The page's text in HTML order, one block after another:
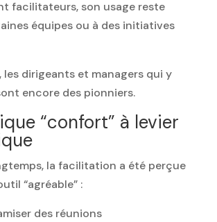
facilitateurs, son usage reste
équipes ou à des initiatives
les dirigeants et managers qui y
encore des pionniers.
“confort” à levier
la facilitation a été perçue
“agréable” :
des réunions